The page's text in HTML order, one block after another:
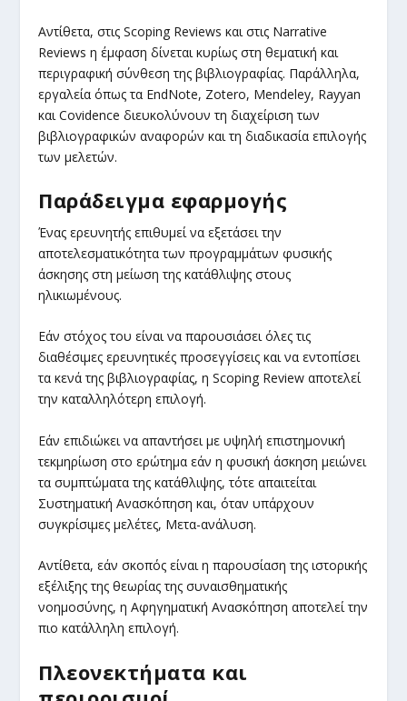
Αντίθετα, στις Scoping Reviews και στις Narrative
Reviews η έμφαση δίνεται κυρίως στη θεματική και
περιγραφική σύνθεση της βιβλιογραφίας. Παράλληλα,
εργαλεία όπως τα EndNote, Zotero, Mendeley, Rayyan
και Covidence διευκολύνουν τη διαχείριση των
βιβλιογραφικών αναφορών και τη διαδικασία επιλογής
των μελετών.
Παράδειγμα εφαρμογής
Ένας ερευνητής επιθυμεί να εξετάσει την
αποτελεσματικότητα των προγραμμάτων φυσικής
άσκησης στη μείωση της κατάθλιψης στους
ηλικιωμένους.
Εάν στόχος του είναι να παρουσιάσει όλες τις
διαθέσιμες ερευνητικές προσεγγίσεις και να εντοπίσει
τα κενά της βιβλιογραφίας, η Scoping Review αποτελεί
την καταλληλότερη επιλογή.
Εάν επιδιώκει να απαντήσει με υψηλή επιστημονική
τεκμηρίωση στο ερώτημα εάν η φυσική άσκηση μειώνει
τα συμπτώματα της κατάθλιψης, τότε απαιτείται
Συστηματική Ανασκόπηση και, όταν υπάρχουν
συγκρίσιμες μελέτες, Μετα-ανάλυση.
Αντίθετα, εάν σκοπός είναι η παρουσίαση της ιστορικής
εξέλιξης της θεωρίας της συναισθηματικής
νοημοσύνης, η Αφηγηματική Ανασκόπηση αποτελεί την
πιο κατάλληλη επιλογή.
Πλεονεκτήματα και